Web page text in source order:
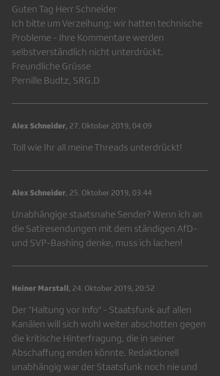
Guten Tag Herr Schneider
Ich bitte um Verzeihung; wir hatten technische
Probleme - Ihre Kommentare werden
selbstverständlich nicht unterdrückt.
Freundliche Grüsse
Pernille Budtz, SRG.D
Alex Schneider, 27. Oktober 2019, 04:09
Toll wie Ihr all meine Threads unterdrückt!
Alex Schneider, 25. Oktober 2019, 03:44
Unabhängige staatsnahe Sender? Wenn ich an
die Satiresendungen mit dem ständigen AfD-
und SVP-Bashing denke, muss ich lachen!
Heiner Marstall, 24. Oktober 2019, 20:52
Der "Haltung vor Info" - Staatsfunk auf allen
Kanälen will sich wohl weiter abschotten gegen
die kritische Hinterfragung, die in seiner
Abschaffung enden könnte. Redaktionell
unabhängig war der Staatsfunk noch nie und